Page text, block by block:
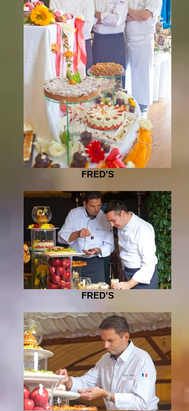
FRED'S
FRED'S